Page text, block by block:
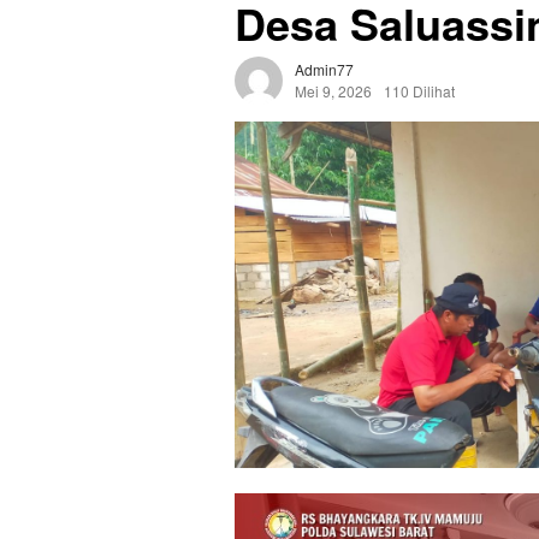
Desa
Admin77
Mei 9, 2026
110 Dilihat